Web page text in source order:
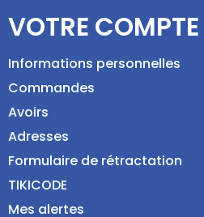
VOTRE COMPTE
Informations personnelles
Commandes
Avoirs
Adresses
Formulaire de rétractation
TIKICODE
Mes alertes